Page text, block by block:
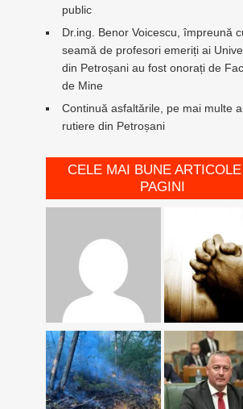
public
Dr.ing. Benor Voicescu, împreună
seamă de profesori emeriți ai
din Petroșani au fost onorați de
de Mine
Continuă asfaltările, pe mai multe
rutiere din Petroșani
CELE MAI BUNE
PAGINI